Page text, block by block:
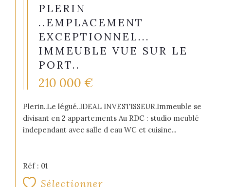
PLERIN
..EMPLACEMENT
EXCEPTIONNEL...
IMMEUBLE VUE SUR LE
PORT..
210 000 €
Plerin..Le légué..IDEAL INVESTISSEUR.Immeuble se
divisant en 2 appartements Au RDC : studio meublé
independant avec salle d eau WC et cuisine...
Réf : 01
Sélectionner